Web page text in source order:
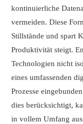
kontinuierliche
vermeiden. Diese
Stillstände und spart
Produktivität steigt.
Technologien nicht
eines umfassenden
Prozesse
dies berücksichtigt,
in vollem Umfang